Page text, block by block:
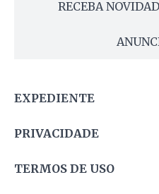
RECEBA
EXPEDIENTE
PRIVACIDADE
TERMOS DE USO